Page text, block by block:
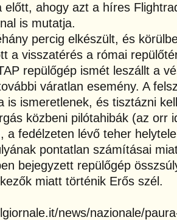
előtt, ahogy azt a híres
is mutatja.
percig elkészült, és
a visszatérés a római
repülőgép ismét leszállt a
váratlan esemény. A
is ismeretlenek, és tisztázni
közbeni pilótahibák (az orr
a fedélzeten lévő teher
pontatlan számításai
bejegyzett repülőgép
miatt történik Erős szél.
news/nazionale/